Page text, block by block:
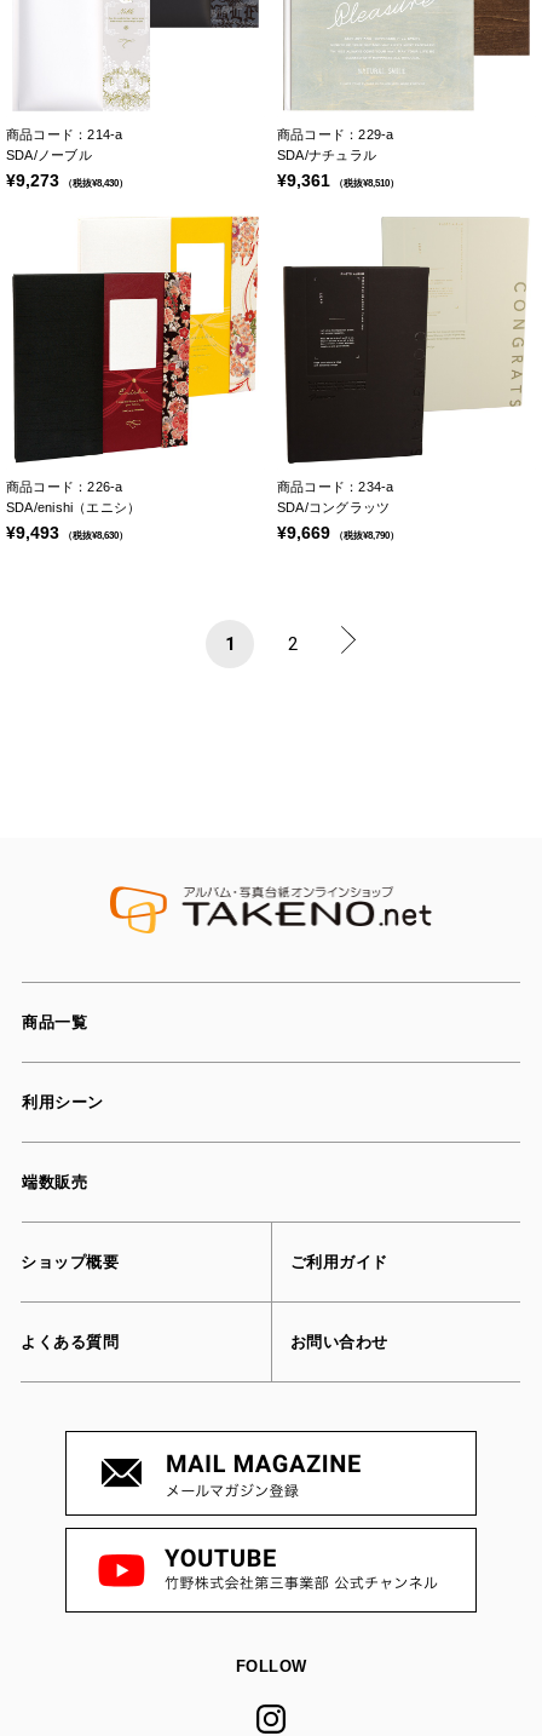
商品コード：214-a
SDA/ノーブル
¥9,273 （税抜¥8,430）
商品コード：229-a
SDA/ナチュラル
¥9,361 （税抜¥8,510）
商品コード：226-a
SDA/enishi（エニシ）
¥9,493 （税抜¥8,630）
商品コード：234-a
SDA/コングラッツ
¥9,669 （税抜¥8,790）
1 2
商品一覧
利用シーン
端数販売
ショップ概要 ご利用ガイド
よくある質問 お問い合わせ
FOLLOW